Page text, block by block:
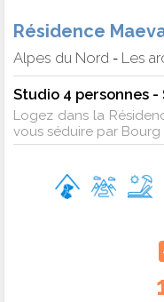
Résidence
Alpes du Nord - Les
Studio 4 personnes -
Logez dans la
vous séduire par Bourg